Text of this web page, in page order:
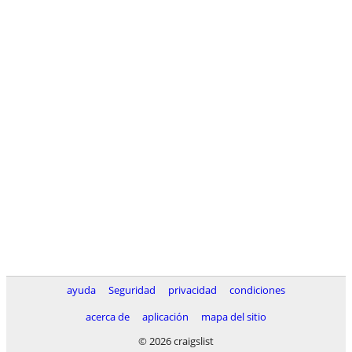
ayuda Seguridad privacidad
condiciones
acerca de
aplicación
mapa del sitio
© 2026 craigslist